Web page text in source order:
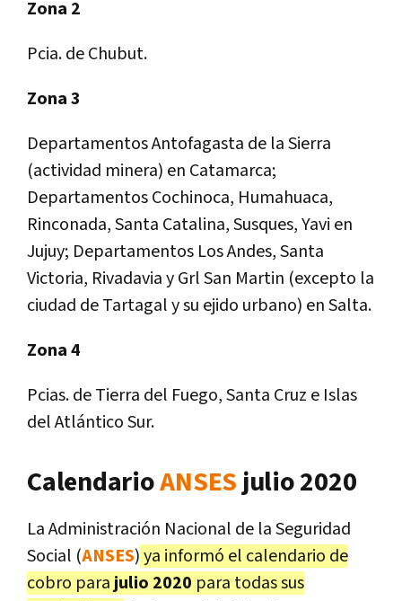
Zona 2
Pcia. de Chubut.
Zona 3
Departamentos Antofagasta de la Sierra
(actividad minera) en Catamarca;
Departamentos Cochinoca, Humahuaca,
Rinconada, Santa Catalina, Susques, Yavi en
Jujuy; Departamentos Los Andes, Santa
Victoria, Rivadavia y Grl San Martin (excepto la
ciudad de Tartagal y su ejido urbano) en Salta.
Zona 4
Pcias. de Tierra del Fuego, Santa Cruz e Islas
del Atlántico Sur.
CalendarioANSESjulio 2020
La Administración Nacional de la Seguridad
Social (ANSES)ya informó el calendario de
cobro para julio 2020 para todas sus